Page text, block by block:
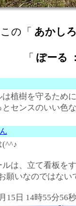
の「 あかし
「 ぽーる
植樹を守るため
センスのいい色
(^^♪
は、立て看板を
願いなのではない
15日 14時55分56